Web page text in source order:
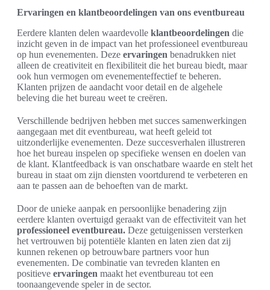
Ervaringen en klantbeoordelingen van ons eventbureau
Eerdere klanten delen waardevolle klantbeoordelingen die
inzicht geven in de impact van het professioneel eventbureau
op hun evenementen. Deze ervaringen benadrukken niet
alleen de creativiteit en flexibiliteit die het bureau biedt, maar
ook hun vermogen om evenementeffectief te beheren.
Klanten prijzen de aandacht voor detail en de algehele
beleving die het bureau weet te creëren.
Verschillende bedrijven hebben met succes samenwerkingen
aangegaan met dit eventbureau, wat heeft geleid tot
uitzonderlijke evenementen. Deze succesverhalen illustreren
hoe het bureau inspelen op specifieke wensen en doelen van
de klant. Klantfeedback is van onschatbare waarde en stelt het
bureau in staat om zijn diensten voortdurend te verbeteren en
aan te passen aan de behoeften van de markt.
Door de unieke aanpak en persoonlijke benadering zijn
eerdere klanten overtuigd geraakt van de effectiviteit van het
professioneel eventbureau. Deze getuigenissen versterken
het vertrouwen bij potentiële klanten en laten zien dat zij
kunnen rekenen op betrouwbare partners voor hun
evenementen. De combinatie van tevreden klanten en
positieve ervaringen maakt het eventbureau tot een
toonaangevende speler in de sector.